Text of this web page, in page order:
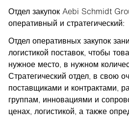
Отдел закупок Aebi Schmidt
оперативный и стратегический:
Отдел оперативных закупок
логистикой поставок, чтобы
нужное место, в нужном
Стратегический отдел, в свою
поставщиками и контрактами,
группам, инновациями и
ценах, логистикой, а также